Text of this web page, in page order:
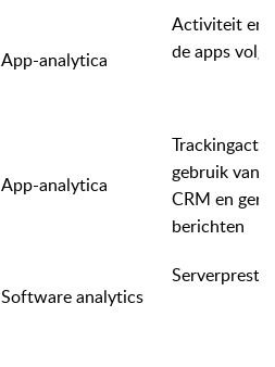
App-analytica
Activiteit en
de apps
App-analytica
gebruik van
CRM en
berichten
Software analytics